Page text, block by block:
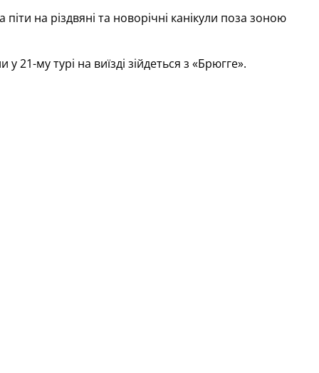
на різдвяні та новорічні канікули поза зоною
21-му турі на виїзді зійдеться з «Брюгге».